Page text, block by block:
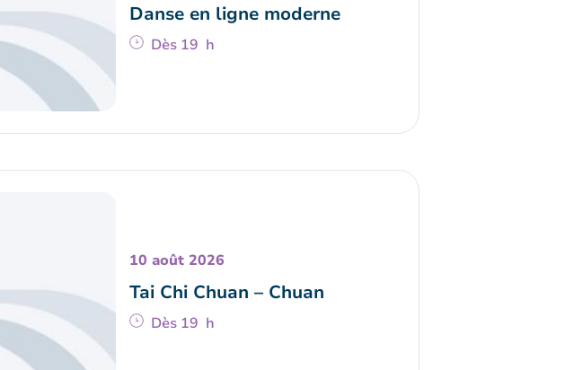
Danse en ligne moderne
Dès 19 h
10 août 2026
Tai Chi Chuan – Chuan
Dès 19 h